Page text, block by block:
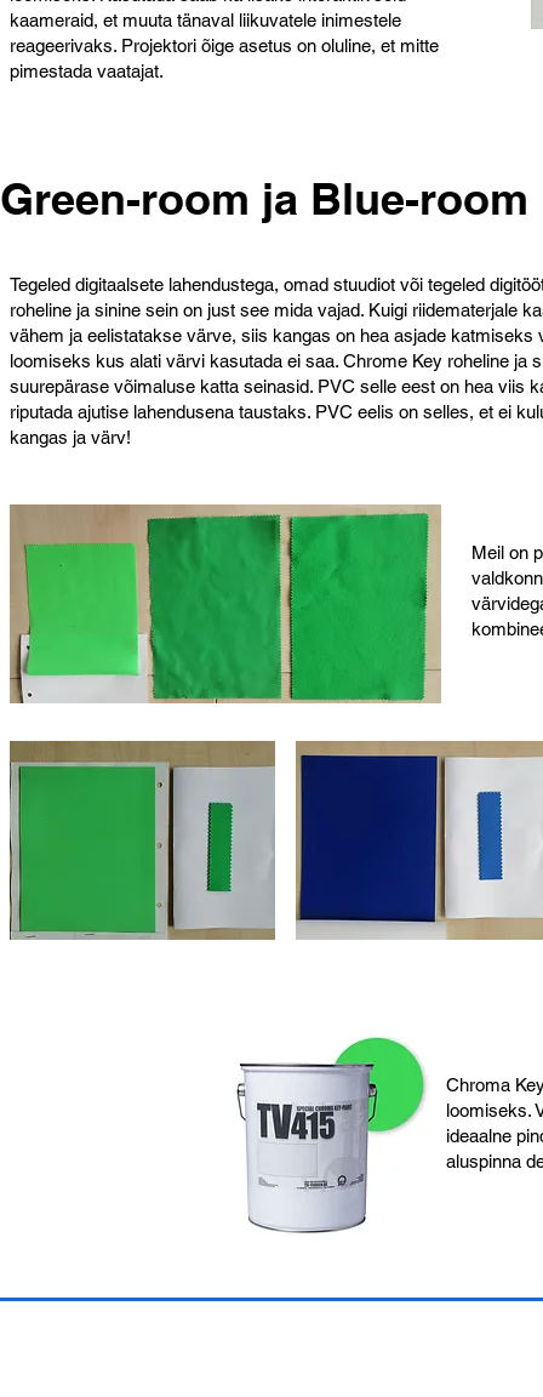
kaameraid, et muuta tänaval liikuvatele inimestele
reageerivaks. Projektori õige asetus on oluline, et mitte
pimestada vaatajat.
Green-room ja Blue-room
Tegeled digitaalsete lahendustega, omad stuudiot või tegeled
roheline ja sinine sein on just see mida vajad. Kuigi riidematerjale
vähem ja eelistatakse värve, siis kangas on hea asjade katmiseks
loomiseks kus alati värvi kasutada ei saa. Chrome Key roheline ja
suurepärase võimaluse katta seinasid. PVC selle eest on hea viis
riputada ajutise lahendusena taustaks. PVC eelis on selles, et ei
kangas ja värv!
Meil on
Chroma
loomiseks.
ideaalne
aluspinna